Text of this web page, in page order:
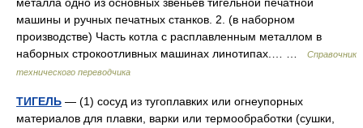
машины и ручных печатных станков. 2. (в наборном
производстве) Часть котла с расплавленным металлом в
наборных строкоотливных машинах линотипах.… …
Справочник
технического переводчика
ТИГЕЛЬ — (1) сосуд из тугоплавких или огнеупорных
материалов для плавки, варки или термообработки (сушки,